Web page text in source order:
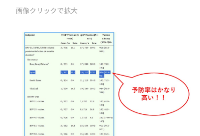
画像クリックで拡大